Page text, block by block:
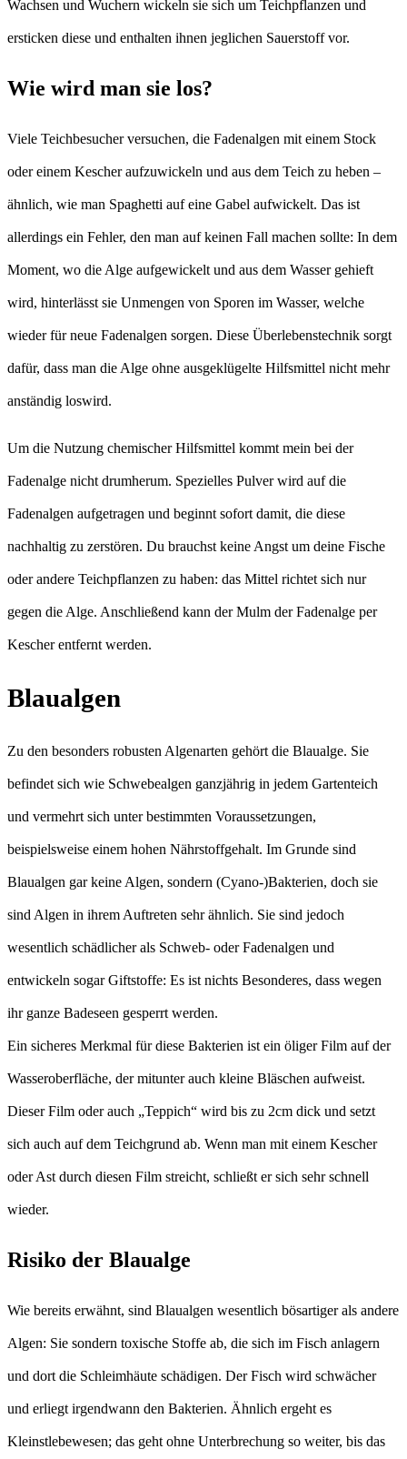
Wachsen und Wuchern wickeln sie sich um Teichpflanzen und
ersticken diese und enthalten ihnen jeglichen Sauerstoff vor.
Wie wird man sie los?
Viele Teichbesucher versuchen, die Fadenalgen mit einem Stock
oder einem Kescher aufzuwickeln und aus dem Teich zu heben –
ähnlich, wie man Spaghetti auf eine Gabel aufwickelt. Das ist
allerdings ein Fehler, den man auf keinen Fall machen sollte: In dem
Moment, wo die Alge aufgewickelt und aus dem Wasser gehieft
wird, hinterlässt sie Unmengen von Sporen im Wasser, welche
wieder für neue Fadenalgen sorgen. Diese Überlebenstechnik sorgt
dafür, dass man die Alge ohne ausgeklügelte Hilfsmittel nicht mehr
anständig loswird.
Um die Nutzung chemischer Hilfsmittel kommt mein bei der
Fadenalge nicht drumherum. Spezielles Pulver wird auf die
Fadenalgen aufgetragen und beginnt sofort damit, die diese
nachhaltig zu zerstören. Du brauchst keine Angst um deine Fische
oder andere Teichpflanzen zu haben: das Mittel richtet sich nur
gegen die Alge. Anschließend kann der Mulm der Fadenalge per
Kescher entfernt werden.
Blaualgen
Zu den besonders robusten Algenarten gehört die Blaualge. Sie
befindet sich wie Schwebealgen ganzjährig in jedem Gartenteich
und vermehrt sich unter bestimmten Voraussetzungen,
beispielsweise einem hohen Nährstoffgehalt. Im Grunde sind
Blaualgen gar keine Algen, sondern (Cyano-)Bakterien, doch sie
sind Algen in ihrem Auftreten sehr ähnlich. Sie sind jedoch
wesentlich schädlicher als Schweb- oder Fadenalgen und
entwickeln sogar Giftstoffe: Es ist nichts Besonderes, dass wegen
ihr ganze Badeseen gesperrt werden.
Ein sicheres Merkmal für diese Bakterien ist ein öliger Film auf der
Wasseroberfläche, der mitunter auch kleine Bläschen aufweist.
Dieser Film oder auch „Teppich“ wird bis zu 2cm dick und setzt
sich auch auf dem Teichgrund ab. Wenn man mit einem Kescher
oder Ast durch diesen Film streicht, schließt er sich sehr schnell
wieder.
Risiko der Blaualge
Wie bereits erwähnt, sind Blaualgen wesentlich bösartiger als andere
Algen: Sie sondern toxische Stoffe ab, die sich im Fisch anlagern
und dort die Schleimhäute schädigen. Der Fisch wird schwächer
und erliegt irgendwann den Bakterien. Ähnlich ergeht es
Kleinstlebewesen; das geht ohne Unterbrechung so weiter, bis das